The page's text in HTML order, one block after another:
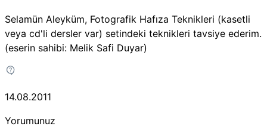
Selamün Aleyküm, Fotografik Hafıza Teknikleri (kasetli
veya cd'li dersler var) setindeki teknikleri tavsiye ederim.
(eserin sahibi: Melik Safi Duyar)
14.08.2011
Yorumunuz